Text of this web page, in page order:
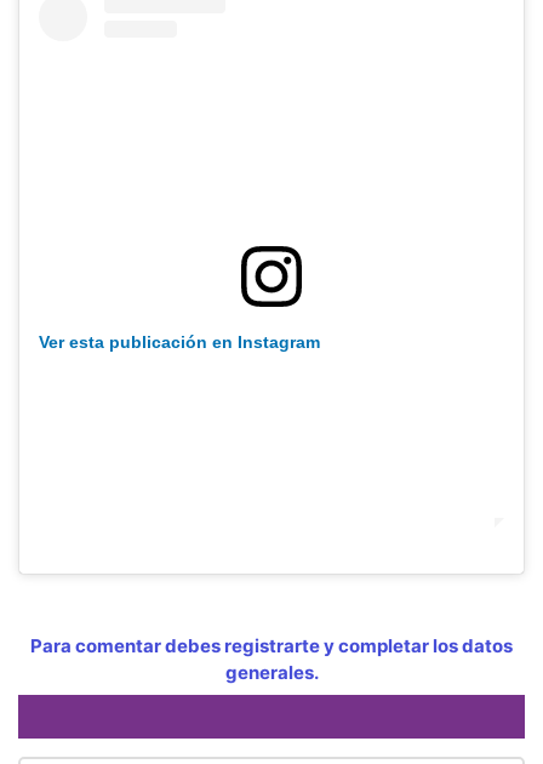
Ver esta publicación en Instagram
Para comentar debes registrarte y completar los datos
generales.